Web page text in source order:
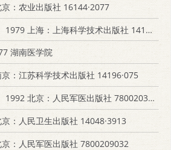
：农业出版社 16144·2077
1979 上海：上海科学技术出版社 14119·1350
湖南医学院
：江苏科学技术出版社 14196·075
1992 北京：人民军医出版社 7800203328
：人民卫生出版社 14048·3913
：人民军医出版社 7800209032